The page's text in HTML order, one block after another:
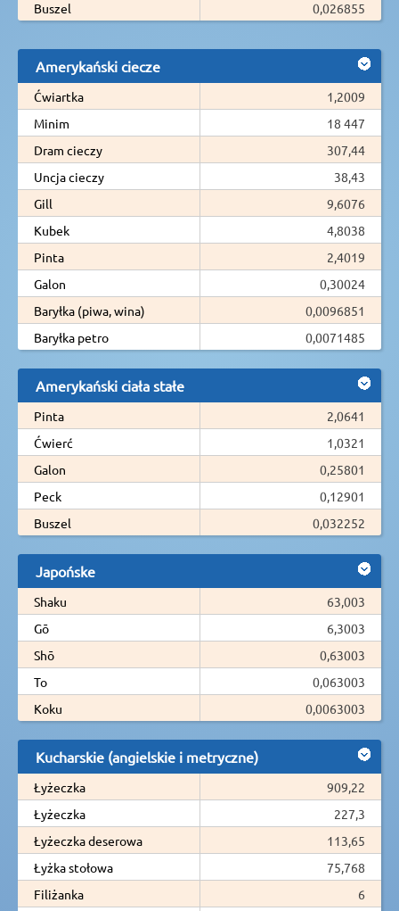
Buszel 0,026855
Amerykański ciecze
Ćwiartka
1,2009
Minim
18 447
Dram cieczy
307,44
Uncja cieczy
38,43
Gill
9,6076
Kubek
4,8038
Pinta
2,4019
Galon
0,30024
Baryłka (piwa, wina)
0,0096851
Baryłka petro
0,0071485
Amerykański ciała stałe
Pinta
2,0641
Ćwierć
1,0321
Galon
0,25801
Peck
0,12901
Buszel
0,032252
Japońske
Shaku
63,003
Gō
6,3003
Shō
0,63003
To
0,063003
Koku
0,0063003
Kucharskie (angielskie i metryczne)
Łyżeczka
909,22
Łyżeczka
227,3
Łyżeczka deserowa
113,65
Łyżka stołowa
75,768
Filiżanka
6